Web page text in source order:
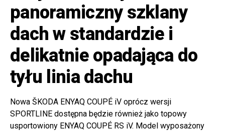
panoramiczny szklany
dach w standardzie i
delikatnie opadająca do
tyłu linia dachu
Nowa ŠKODA ENYAQ COUPÉ iV oprócz wersji
SPORTLINE dostępna będzie również jako topowy
usportowiony ENYAQ COUPÉ RS iV. Model wyposażony